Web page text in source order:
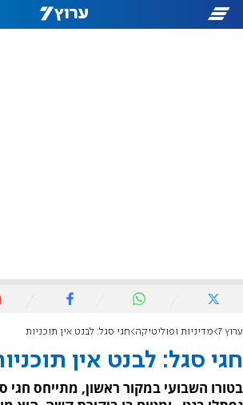
ערוץ 7 מדיניות ופוליטיקה חגי סגל: לבנט אין תוכניות
חגי סגל: לבנט אין
בטורו השבועי במקור ראשון, מתייחס חגי